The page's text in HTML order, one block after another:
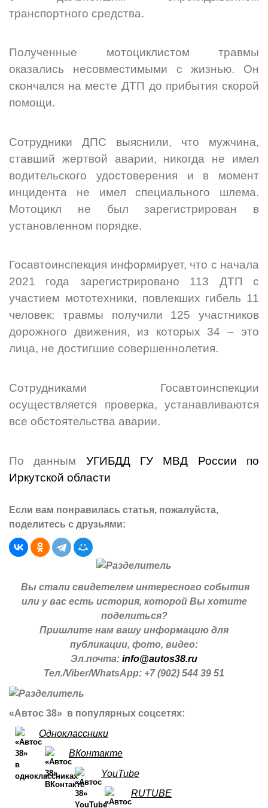
транспортного средства.
Полученные мотоциклистом травмы
оказались несовместимыми с жизнью. Он
скончался на месте ДТП до прибытия скорой
помощи.
Сотрудники ДПС выяснили, что мужчина,
ставший жертвой аварии, никогда не имел
водительского удостоверения и в момент
инцидента не имел специального шлема.
Мотоцикл не был зарегистрирован в
установленном порядке.
Госавтоинспекция информирует, что с начала
2021 года зарегистрировано 113 ДТП с
участием мототехники, повлекших гибель 11
человек; травмы получили 125 участников
дорожного движения, из которых 34 – это
лица, не достигшие совершеннолетия.
Сотрудниками Госавтоинспекции
осуществляется проверка, устанавливаются
все обстоятельства аварии.
По данным УГИБДД ГУ МВД России по
Иркутской области
Если вам понравилась статья, пожалуйста,
поделитесь с друзьями:
Вы стали свидетелем интересного события
или у вас есть история, которой Вы хотите
поделиться?
Пришлите нам вашу информацию для
публикации, фото, видео:
Эл.почта: info@autos38.ru
Тел./Viber/WhatsApp: +7 (902) 544 39 51
«Автос 38» в популярных соцсетях:
Одноклассники
ВКонтакте
YouTube
RUTUBE